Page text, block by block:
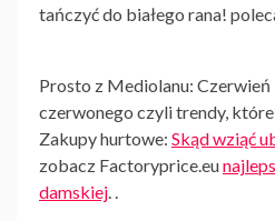
tańczyć do białego rana!
Prosto z Mediolanu:
czerwonego czyli trendy,
Zakupy hurtowe: Skąd wziąć
zobacz Factoryprice.eu
damskiej. .